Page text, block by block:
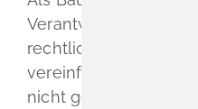
Verantwortung dafür,
rechtliche
vereinfachten
nicht geprüft werden,